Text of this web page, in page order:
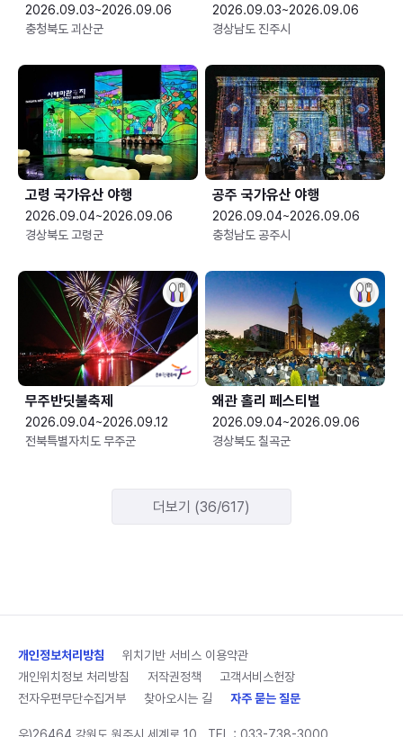
2026.09.03~2026.09.06
충청북도 괴산군
2026.09.03~2026.09.06
경상남도 진주시
고령 국가유산 야행
2026.09.04~2026.09.06
경상북도 고령군
공주 국가유산 야행
2026.09.04~2026.09.06
충청남도 공주시
무주반딧불축제
2026.09.04~2026.09.12
전북특별자치도 무주군
왜관 홀리 페스티벌
2026.09.04~2026.09.06
경상북도 칠곡군
더보기 (36/617)
개인정보처리방침
위치기반 서비스 이용약관
개인위치정보 처리방침
저작권정책
고객서비스헌장
전자우편무단수집거부
찾아오시는 길 자주 묻는 질문